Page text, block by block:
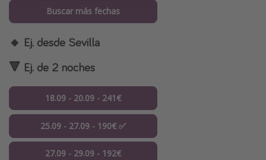
Buscar más fechas
🔸 Ej. desde Sevilla
🔻 Ej. de 2 noches
18.09 - 20.09 - 241€
25.09 - 27.09 - 190€ ✅
27.09 - 29.09 - 192€